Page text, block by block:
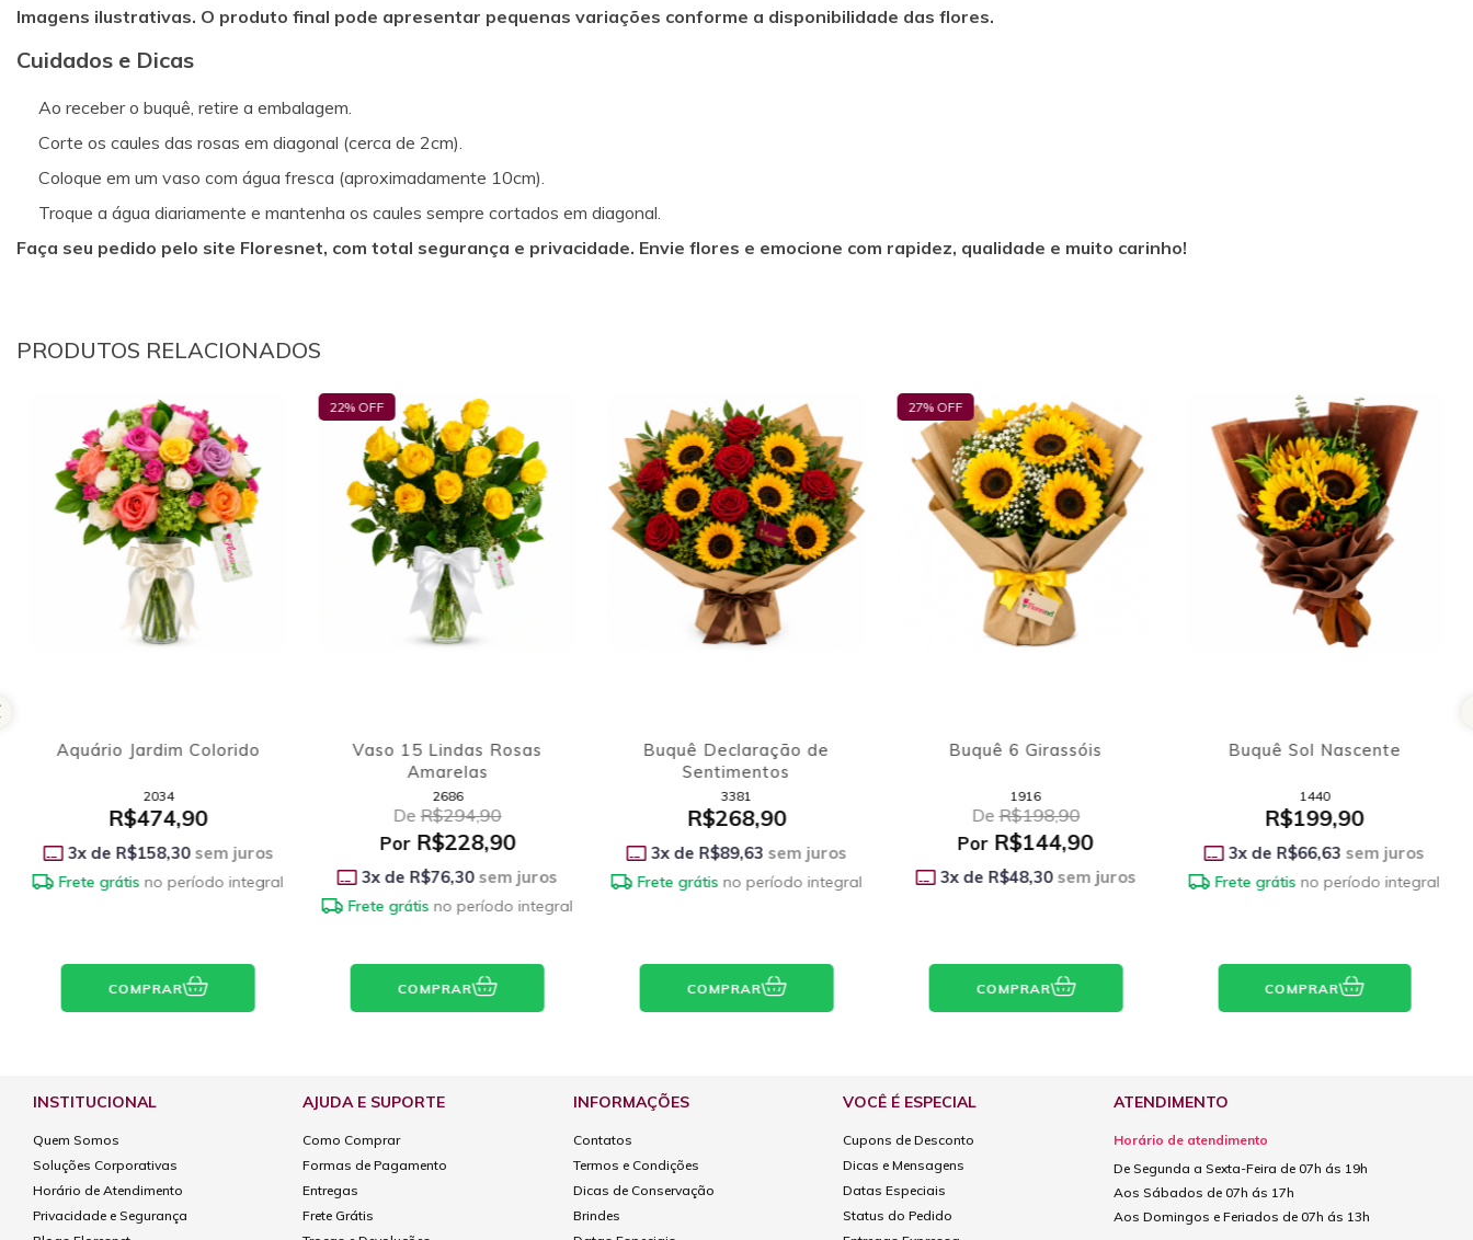
Imagens ilustrativas. O produto final pode apresentar pequenas variações conforme a disponibilidade das flores.
Cuidados e Dicas
Ao receber o buquê, retire a embalagem.
Corte os caules das rosas em diagonal (cerca de 2cm).
Coloque em um vaso com água fresca (aproximadamente 10cm).
Troque a água diariamente e mantenha os caules sempre cortados em diagonal.
Faça seu pedido pelo site Floresnet, com total segurança e privacidade. Envie flores e emocione com rapidez, qualidade e muito carinho!
PRODUTOS RELACIONADOS
Buquê Você é Mais que
3296
De R$284,90
PorR$252,90
3x de R$84,30sem juros
COMPRAR
Flores Humaitá
1475
R$248,90
x de R$82,97sem juros
Frete grátis no período integral
COMPRAR
% OFF
Buquê Rosas Amarelas e
Ferrero Rocher
2729
De R$298,90
Por R$244,90
3x de R$81,63sem juros
COMPRAR
Aquário Jardim Colorido
2034
R$474,90
x de R$158,30sem juros
Frete grátis no período integral
COMPRAR
Vaso 15 Lindas Rosas
2686
De R$294,90
PorR$228,90
3x de R$76,30sem juros
COMPRAR
INSTITUCIONAL
Quem Somos
Soluções Corporativas
Horário de Atendimento
Privacidade e Segurança
AJUDA E SUPORTE
Como Comprar
Formas de Pagamento
Entregas
Frete Grátis
INFORMAÇÕES
Contatos
Termos e Condições
Dicas de Conservação
Brindes
VOCÊ É ESPECIAL
Cupons de Desconto
Dicas e Mensagens
Datas Especiais
Status do Pedido
ATENDIMENTO
Horário de atendimento
De Segunda a Sexta-Feira de 07h ás 19h
Aos Sábados de 07h ás 17h
Aos Domingos e Feriados de 07h ás 13h